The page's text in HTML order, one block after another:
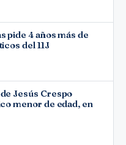
pide 4 años más de
del 11J
Jesús Crespo
menor de edad, en